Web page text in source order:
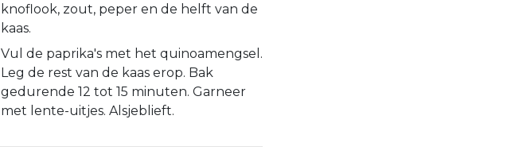
knoflook, zout, peper en de helft van de
kaas.
Vul de paprika's met het quinoamengsel.
Leg de rest van de kaas erop. Bak
gedurende 12 tot 15 minuten. Garneer
met lente-uitjes. Alsjeblieft.